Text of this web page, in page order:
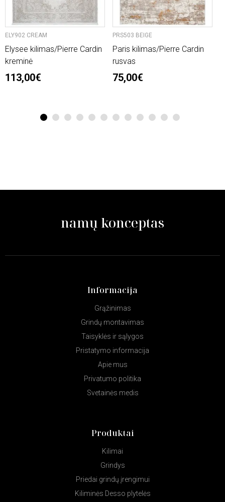
ELY902 CREAM
Elysee kilimas/Pierre Cardin
kreminė
113,00€
PRS503 BEIGE
Paris kilimas/Pierre Cardin
rusvas
75,00€
10 11 12
namų konceptas
Informacija
Grąžinimas
Grindų montavimas
Taisyklės ir sąlygos
Pristatymo informacija
Apie mus
Privatumo politika
Svetainės medis
Produktai
Kilimai
Grindys
Priedai grindų įrengimui
Kiliminės Desso plytelės